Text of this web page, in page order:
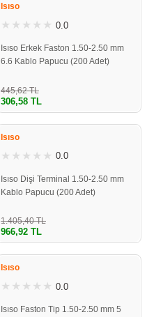
Isıso
0.0
Isıso Erkek Faston 1.50-2.50 mm
6.6 Kablo Papucu (200 Adet)
445,62 TL
306,58 TL
%31
Isıso
0.0
Isıso Dişi Terminal 1.50-2.50 mm
Kablo Papucu (200 Adet)
1.405,40 TL
966,92 TL
%31
Isıso
0.0
Isıso Faston Tip 1.50-2.50 mm 5